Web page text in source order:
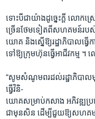
ទោះបីជាយ៉ាងដូច្នេះក្តី លោក
ច្រើនថែមទៀតពីសហគមន៍របស់
យោគ និងស្នើឱ្យរដ្ឋាភិបាលធ្វើ
ទៅឱ្យក្រុមហ៊ុនធ្វើអាជីវកម្ម ។
“សូមសំណូមពរដល់រដ្ឋាភិបាលមុ
ធ្វើវិនិ-
យោគសម្រាប់កសាង អភិវឌ្ឍប្រ
ជាមុនសិន ដើម្បីជួយឱ្យសហគ